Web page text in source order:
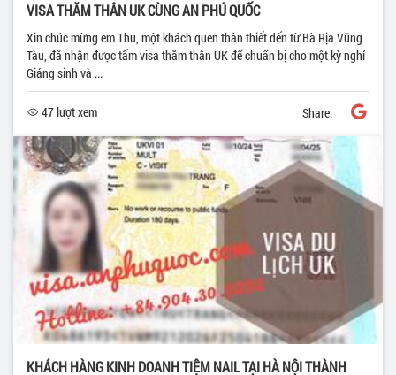
VISA THĂM THÂN UK CÙNG AN PHÚ QUỐC
Xin chúc mừng em Thu, một khách quen thân thiết đến từ Bà Rịa Vũng
Tàu, đã nhận được tấm visa thăm thân UK để chuẩn bị cho một kỳ nghỉ
Giáng sinh và ...
47 lượt xem Share:
KHÁCH HÀNG KINH DOANH TIỆM NAIL TẠI HÀ NỘI THÀNH